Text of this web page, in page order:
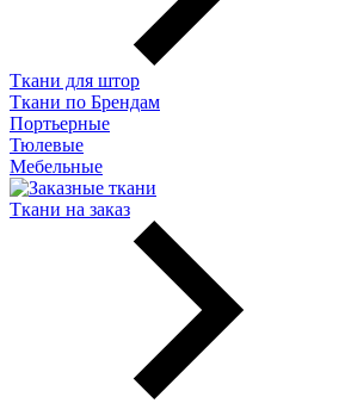
Ткани для штор
Ткани по Брендам
Портьерные
Тюлевые
Мебельные
Ткани на заказ